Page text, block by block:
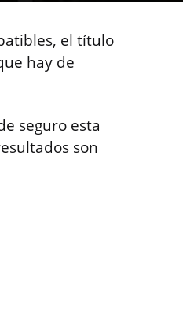
el título
hay de
seguro esta
son